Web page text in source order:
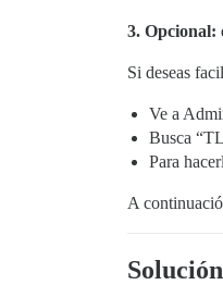
3. Opcional:
Si deseas
Ve a
Busca
Para
A